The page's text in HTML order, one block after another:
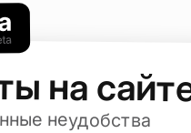
на
неудобства